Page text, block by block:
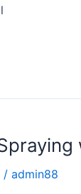
/ admin88